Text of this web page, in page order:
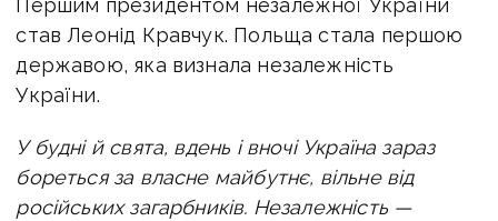
Першим президентом незалежної України
став Леонід Кравчук. Польща стала першою
державою, яка визнала незалежність
України.
У будні й свята, вдень і вночі Україна зараз
бореться за власне майбутнє, вільне від
російських загарбників. Незалежність —